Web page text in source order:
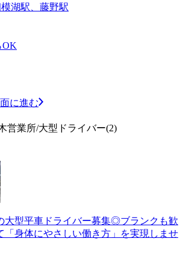
湖駅、藤野駅
OK
に進む
営業所/大型ドライバー(2)
大型平車ドライバー募集◎ブランクも歓
「身体にやさしい働き方」を実現しませ